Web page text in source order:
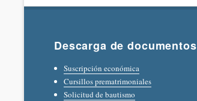
Descarga de documentos
Suscripción económica
Cursillos prematrimoniales
Solicitud de bautismo